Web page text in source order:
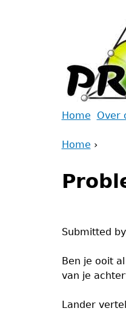
are
Home ›
to
top
Submitted by
Ben je ooit
van je
Lander
Back
top
Home Over